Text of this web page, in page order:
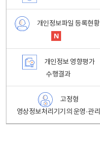
개인정보파일 등록현황
개인정보 영향평가
수행결과
고정형
영상정보처리기기의 운영·관리